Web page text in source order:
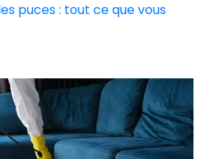
puces : tout ce que vous